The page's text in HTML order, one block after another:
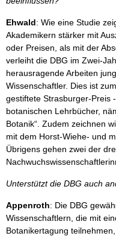
Ehwald: Wie eine Studie
Akademikern stärker mit
oder Preisen, als mit der
verleiht die DBG im Zwei-
herausragende Arbeiten
Wissenschaftler. Dies ist
gestiftete Strasburger-Preis
botanischen Lehrbücher,
Botanik“. Zudem zeichnen
mit dem Horst-Wiehe- und
Übrigens gehen zwei der
Unterstützt die DBG auch
Appenroth: Die DBG
Wissenschaftlern, die mit
Botanikertagung